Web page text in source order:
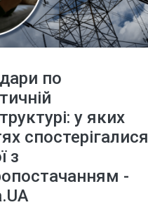
по
у яких
спостерігалися
з
-